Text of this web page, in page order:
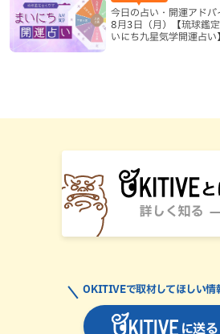
今日の占い・開運アド
8月3日（月）【琉球鑑
いにち九星気学開運占い
に送る
OKITIVEで取材してほしい情